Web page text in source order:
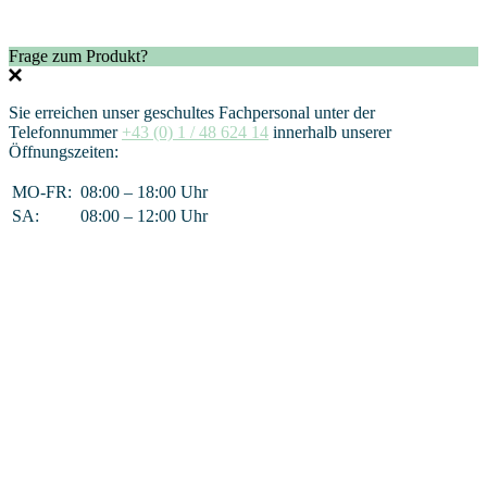
Frage zum Produkt?
Sie erreichen unser geschultes Fachpersonal unter der
Telefonnummer +43 (0) 1 / 48 624 14 innerhalb unserer
Öffnungszeiten:
MO-FR: 08:00 – 18:00 Uhr
SA:
08:00 – 12:00 Uhr